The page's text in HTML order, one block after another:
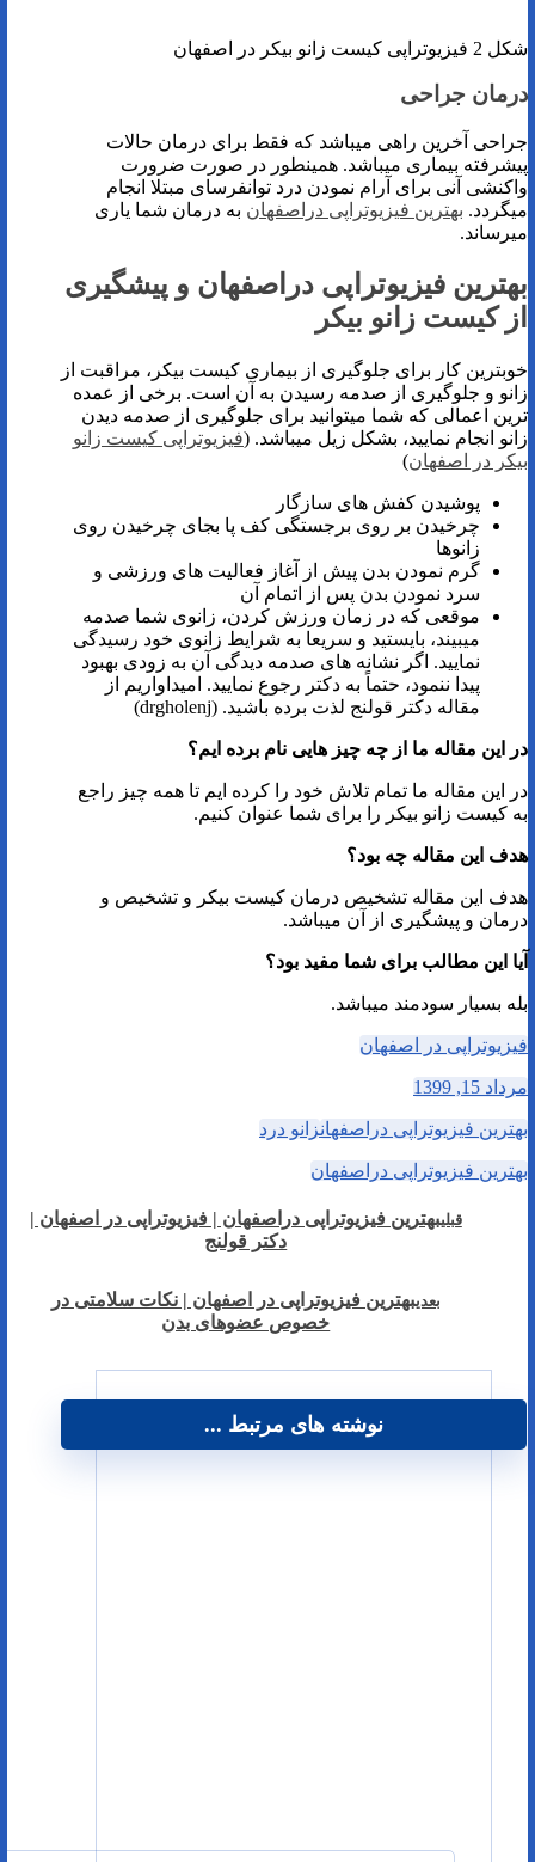
شکل 2 فیزیوتراپی کیست زانو بیکر در اصفهان
درمان جراحی
جراحی آخرین راهی میباشد که فقط برای درمان حالات
پیشرفته بیماری میباشد. همینطور در صورت ضرورت
واکنشی آنی برای آرام نمودن درد توانفرسای مبتلا انجام
میگردد. بهترین فیزیوتراپی دراصفهان به درمان شما یاری
میرساند.
بهترین فیزیوتراپی دراصفهان و پیشگیری
از کیست زانو بیکر
خوبترین کار برای جلوگیری از بیماری کیست بیکر، مراقبت از
زانو و جلوگیری از صدمه رسیدن به آن است. برخی از عمده
ترین اعمالی که شما میتوانید برای جلوگیری از صدمه دیدن
زانو انجام نمایید، بشکل زیل میباشد. (فیزیوتراپی کیست زانو
بیکر در اصفهان)
پوشیدن کفش ‌های سازگار
چرخیدن بر روی برجستگی کف پا بجای چرخیدن روی
زانوها
گرم نمودن بدن پیش از آغاز فعالیت ‌های ورزشی و
سرد نمودن بدن پس از اتمام آن
موقعی که در زمان ورزش کردن، زانوی شما صدمه
میبیند، بایستید و سریعا به شرایط زانوی خود رسیدگی
نمایید. اگر نشانه های صدمه ‌دیدگی آن به زودی بهبود
پیدا ننمود، حتماً به دکتر رجوع نمایید. امیداواریم از
مقاله دکتر قولنج لذت برده باشید. (drgholenj)
در این مقاله ما از چه چیز هایی نام برده ایم؟
در این مقاله ما تمام تلاش خود را کرده ایم تا همه چیز راجع
به کیست زانو بیکر را برای شما عنوان کنیم.
هدف این مقاله چه بود؟
هدف این مقاله تشخیص درمان کیست بیکر و تشخیص و
درمان و پیشگیری از آن میباشد.
آیا این مطالب برای شما مفید بود؟
بله بسیار سودمند میباشد.
فیزیوتراپی در اصفهان
مرداد 15, 1399
بهترین فیزیوتراپی دراصفهانزانو درد
بهترین فیزیوتراپی دراصفهان
قبلیبهترین فیزیوتراپی دراصفهان | فیزیوتراپی در اصفهان |
دکتر قولنج
بعدیبهترین فیزیوتراپی در اصفهان | نکات سلامتی در
خصوص عضوهای بدن
نوشته های مرتبط ...